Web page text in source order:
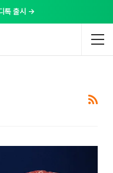
톡 출시 →